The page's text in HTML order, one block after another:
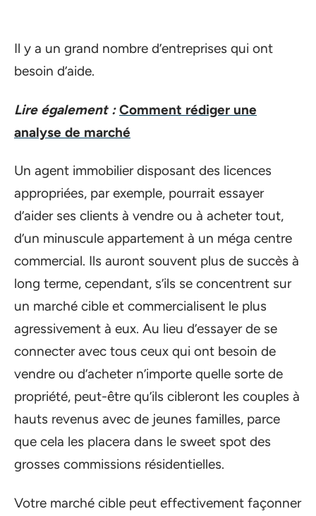
Il y a un grand nombre d’entreprises qui ont
besoin d’aide.
Lire également : Comment rédiger une
analyse de marché
Un agent immobilier disposant des licences
appropriées, par exemple, pourrait essayer
d’aider ses clients à vendre ou à acheter tout,
d’un minuscule appartement à un méga centre
commercial. Ils auront souvent plus de succès à
long terme, cependant, s’ils se concentrent sur
un marché cible et commercialisent le plus
agressivement à eux. Au lieu d’essayer de se
connecter avec tous ceux qui ont besoin de
vendre ou d’acheter n’importe quelle sorte de
propriété, peut-être qu’ils cibleront les couples à
hauts revenus avec de jeunes familles, parce
que cela les placera dans le sweet spot des
grosses commissions résidentielles.
Votre marché cible peut effectivement façonner